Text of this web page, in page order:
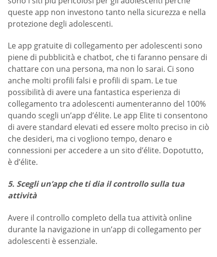
queste app non investono tanto nella sicurezza e nella
protezione degli adolescenti.
Le app gratuite di collegamento per adolescenti sono
piene di pubblicità e chatbot, che ti faranno pensare di
chattare con una persona, ma non lo sarai. Ci sono
anche molti profili falsi e profili di spam. Le tue
possibilità di avere una fantastica esperienza di
collegamento tra adolescenti aumenteranno del 100%
quando scegli un’app d’élite. Le app Elite ti consentono
di avere standard elevati ed essere molto preciso in ciò
che desideri, ma ci vogliono tempo, denaro e
connessioni per accedere a un sito d’élite. Dopotutto,
è d’élite.
5. Scegli un’app che ti dia il controllo sulla tua
attività
Avere il controllo completo della tua attività online
durante la navigazione in un’app di collegamento per
adolescenti è essenziale.